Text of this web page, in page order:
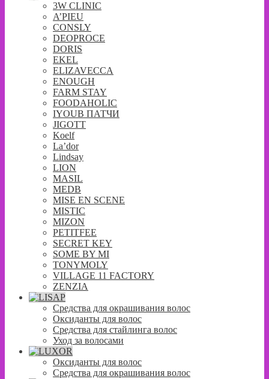
3W CLINIC
A’PIEU
CONSLY
DEOPROCE
DORIS
EKEL
ELIZAVECCA
ENOUGH
FARM STAY
FOODAHOLIC
IYOUB ПАТЧИ
JIGOTT
Koelf
La’dor
Lindsay
LION
MASIL
MEDB
MISE EN SCENE
MISTIC
MIZON
PETITFEE
SECRET KEY
SOME BY MI
TONYMOLY
VILLAGE 11 FACTORY
ZENZIA
Средства для окрашивания волос
Оксиданты для волос
Средства для стайлинга волос
Уход за волосами
Оксиданты для волос
Средства для окрашивания волос